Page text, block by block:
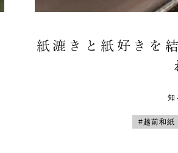
紙漉きと紙好きを
知
#越前和紙